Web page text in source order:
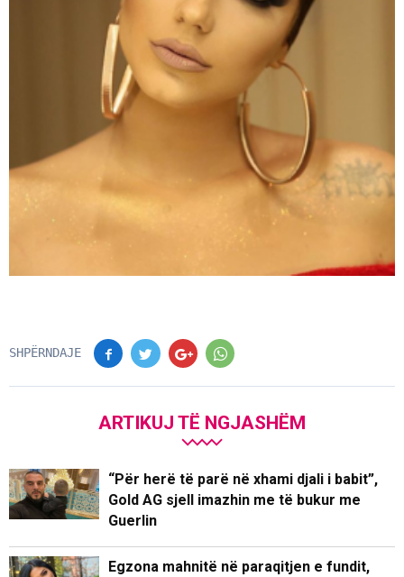
SHPËRNDAJE
ARTIKUJ TË NGJASHËM
“Për herë të parë në xhami djali i babit”,
Gold AG sjell imazhin me të bukur me
Guerlin
Egzona mahnitë në paraqitjen e fundit,